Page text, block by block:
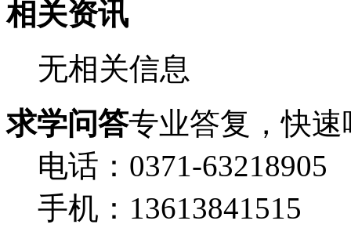
相关资讯
无相关信息
求学问答专业答复，快速
电话：0371-63218905
手机：13613841515